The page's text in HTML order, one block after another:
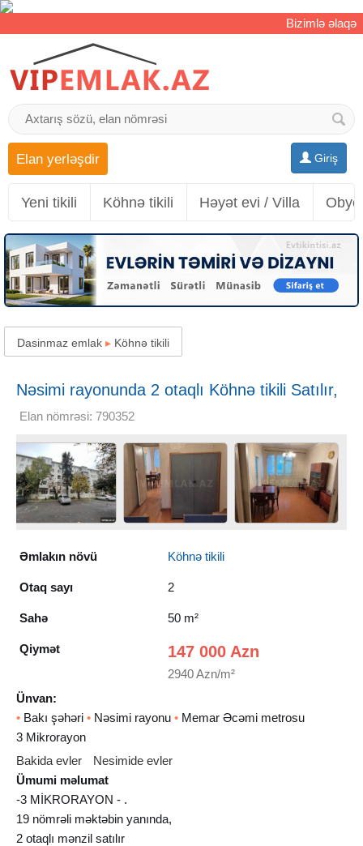
Bizimlə əlaqə
Giriş
Elan yerləşdir
Yeni tikili Köhnə tikili Həyət evi / Villa
Dasinmaz emlak ▸ Köhnə tikili
Nəsimi rayonunda 2 otaqlı Köhnə tikili Satılır,
50 m²
Elan nömrəsi: 790352
Əmlakın növü Köhnə tikili
Otaq sayı 2
Sahə 50 m²
Qiymət 147 000 Azn
2940 Azn/m²
Ünvan:
• Bakı şəhəri • Nəsimi rayonu • Memar Əcəmi metrosu
3 Mikrorayon
Bakida evler
Nesimide evler
Ümumi məlumat
-3 MİKRORAYON - .
19 nömrəli məktəbin yanında,
2 otaqlı mənzil satılır